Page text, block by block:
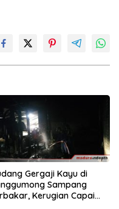
Gergaji Kayu di
Sampang
Kerugian Capai